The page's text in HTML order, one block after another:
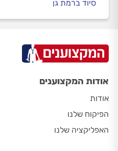
סיוד ברמת גן
אודות המקצוענים
אודות
הפיקוח שלנו
האפליקציה שלנו